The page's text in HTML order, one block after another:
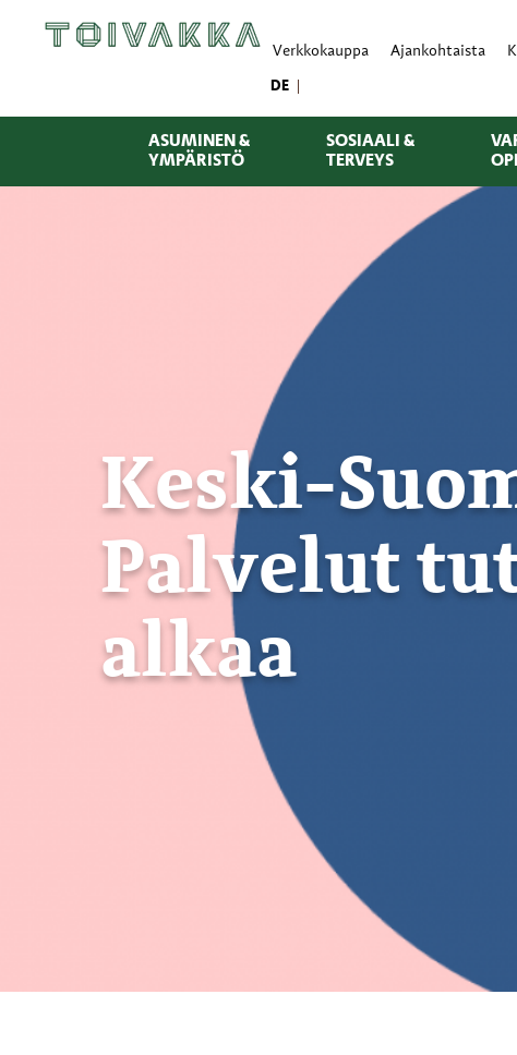
Verkkokauppa Ajankohtaista
DE
ASUMINEN &
YMPÄRISTÖ
SOSIAALI &
TERVEYS
Keski-
Palvelut
alkaa